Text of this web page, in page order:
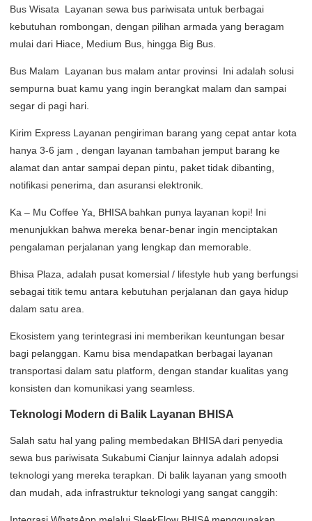
Bus Wisata Layanan sewa bus pariwisata untuk berbagai
kebutuhan rombongan, dengan pilihan armada yang beragam
mulai dari Hiace, Medium Bus, hingga Big Bus.
Bus Malam Layanan bus malam antar provinsi Ini adalah solusi
sempurna buat kamu yang ingin berangkat malam dan sampai
segar di pagi hari.
Kirim Express Layanan pengiriman barang yang cepat antar kota
hanya 3-6 jam , dengan layanan tambahan jemput barang ke
alamat dan antar sampai depan pintu, paket tidak dibanting,
notifikasi penerima, dan asuransi elektronik.
Ka – Mu Coffee Ya, BHISA bahkan punya layanan kopi! Ini
menunjukkan bahwa mereka benar-benar ingin menciptakan
pengalaman perjalanan yang lengkap dan memorable.
Bhisa Plaza, adalah pusat komersial / lifestyle hub yang berfungsi
sebagai titik temu antara kebutuhan perjalanan dan gaya hidup
dalam satu area.
Ekosistem yang terintegrasi ini memberikan keuntungan besar
bagi pelanggan. Kamu bisa mendapatkan berbagai layanan
transportasi dalam satu platform, dengan standar kualitas yang
konsisten dan komunikasi yang seamless.
Teknologi Modern di Balik Layanan BHISA
Salah satu hal yang paling membedakan BHISA dari penyedia
sewa bus pariwisata Sukabumi Cianjur lainnya adalah adopsi
teknologi yang mereka terapkan. Di balik layanan yang smooth
dan mudah, ada infrastruktur teknologi yang sangat canggih: